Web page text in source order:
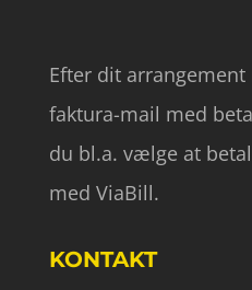
Efter dit
faktura-mail med
du bl.a. vælge at
med ViaBill.
KONTAKT